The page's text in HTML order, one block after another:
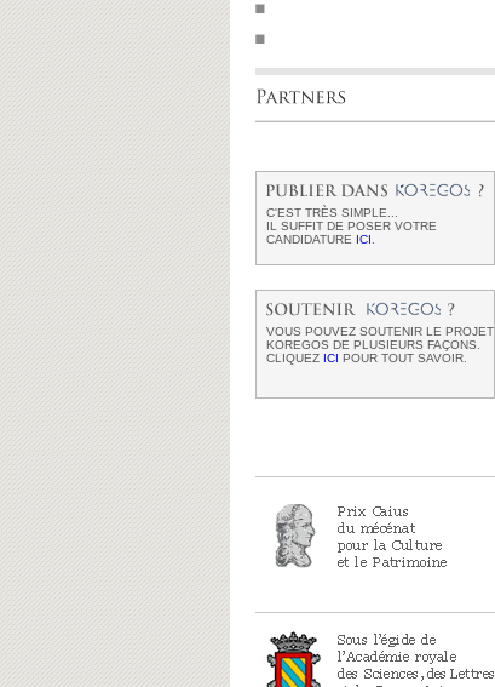
C'EST TRÈS SIMPLE...
IL SUFFIT DE POSER VOTRE
CANDIDATURE ICI
VOUS POUVEZ SOUTENIR LE PROJET
KOREGOS DE PLUSIEURS FAÇONS.
CLIQUEZ ICI POUR TOUT SAVOIR.